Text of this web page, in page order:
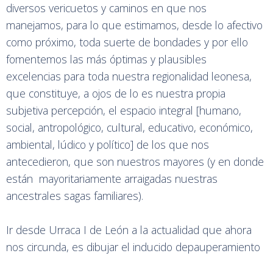
diversos vericuetos y caminos en que nos
manejamos, para lo que estimamos, desde lo afectivo
como próximo, toda suerte de bondades y por ello
fomentemos las más óptimas y plausibles
excelencias para toda nuestra regionalidad leonesa,
que constituye, a ojos de lo es nuestra propia
subjetiva percepción, el espacio integral [humano,
social, antropológico, cultural, educativo, económico,
ambiental, lúdico y político] de los que nos
antecedieron, que son nuestros mayores (y en donde
están mayoritariamente arraigadas nuestras
ancestrales sagas familiares).
Ir desde Urraca I de León a la actualidad que ahora
nos circunda, es dibujar el inducido depauperamiento